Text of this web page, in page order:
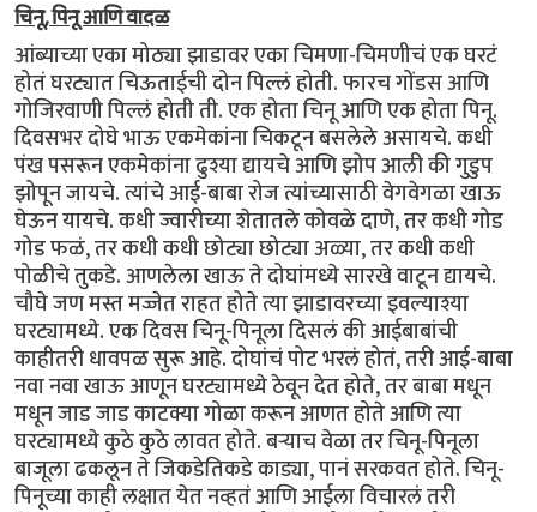
चिनू, पिनू आणि वादळ
आंब्याच्या एका मोठ्या झाडावर एका चिमणा-चिमणीचं एक घरटं
होतं घरट्यात चिऊताईची दोन पिल्लं होती. फारच गोंडस आणि
गोजिरवाणी पिल्लं होती ती. एक होता चिनू आणि एक होता पिनू.
दिवसभर दोघे भाऊ एकमेकांना चिकटून बसलेले असायचे. कधी
पंख पसरून एकमेकांना ढुश्या द्यायचे आणि झोप आली की गुडुप
झोपून जायचे. त्यांचे आई-बाबा रोज त्यांच्यासाठी वेगवेगळा खाऊ
घेऊन यायचे. कधी ज्वारीच्या शेतातले कोवळे दाणे, तर कधी गोड
गोड फळं, तर कधी कधी छोट्या छोट्या अळ्या, तर कधी कधी
पोळीचे तुकडे. आणलेला खाऊ ते दोघांमध्ये सारखे वाटून द्यायचे.
चौघे जण मस्त मज्जेत राहत होते त्या झाडावरच्या इवल्याश्या
घरट्यामध्ये. एक दिवस चिनू-पिनूला दिसलं की आईबाबांची
काहीतरी धावपळ सुरू आहे. दोघांचं पोट भरलं होतं, तरी आई-बाबा
नवा नवा खाऊ आणून घरट्यामध्ये ठेवून देत होते, तर बाबा मधून
मधून जाड जाड काटक्या गोळा करून आणत होते आणि त्या
घरट्यामध्ये कुठे कुठे लावत होते. बर्‍याच वेळा तर चिनू-पिनूला
बाजूला ढकलून ते जिकडेतिकडे काड्या, पानं सरकवत होते. चिनू-
पिनूच्या काही लक्षात येत नव्हतं आणि आईला विचारलं तरी